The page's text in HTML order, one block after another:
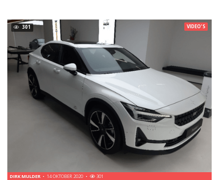
301
DIRK MULDER 14 OKTOBER 2020 301
VIDEO'S